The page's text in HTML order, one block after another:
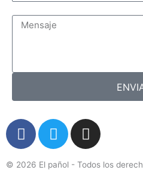
F
a
T
w
I
n
© 2026 El pañol - Todos los